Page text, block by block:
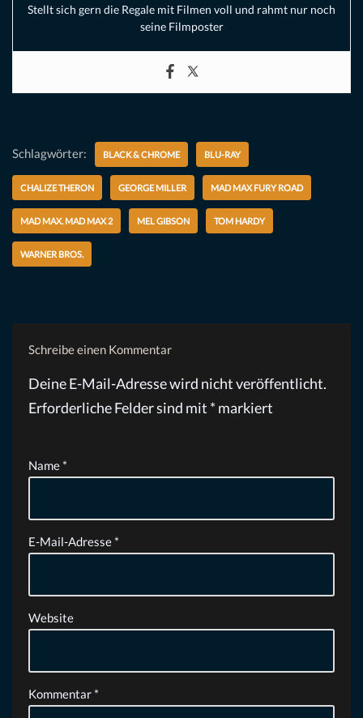
Stellt sich gern die Regale mit Filmen voll und rahmt nur noch
seine Filmposter
Schlagwörter: BLACK & CHROME BLU-RAY
CHALIZE THERON GEORGE MILLER MAD MAX FURY ROAD
MAD MAX. MAD MAX 2 MEL GIBSON TOM HARDY
WARNER BROS.
Schreibe einen Kommentar
Deine E-Mail-Adresse wird nicht veröffentlicht.
Erforderliche Felder sind mit * markiert
Name *
E-Mail-Adresse *
Website
Kommentar *